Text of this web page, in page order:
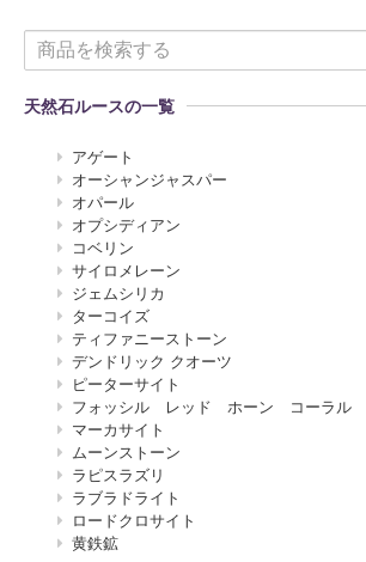
天然石ルースの一覧
アゲート
オーシャンジャスパー
オパール
オプシディアン
コベリン
サイロメレーン
ジェムシリカ
ターコイズ
ティファニーストーン
デンドリック クオーツ
ピーターサイト
フォッシル レッド ホーン コーラル
マーカサイト
ムーンストーン
ラピスラズリ
ラブラドライト
ロードクロサイト
黄鉄鉱